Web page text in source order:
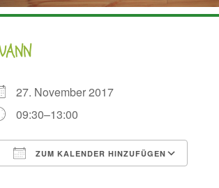
27. November 2017
09:30–13:00
ZUM KALENDER HINZUFÜGEN